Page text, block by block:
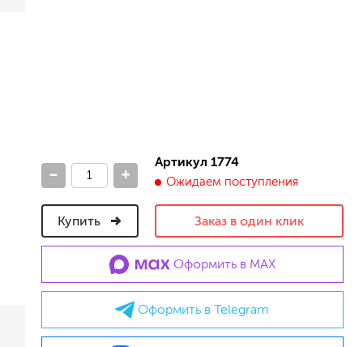
фактурные краски
для металла (по ржавчине)
ПФ-115
эмали универсальные
краски универсальные
резиновая краска
- +
Артикул 1774
Ожидаем поступления
Купить Заказ в один клик
Оформить в MAX
Оформить в Telegram